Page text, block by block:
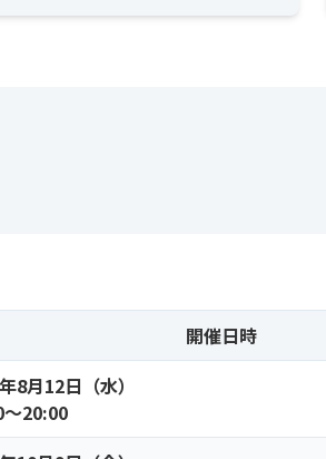
開催日時
8月12日（水）
20:00